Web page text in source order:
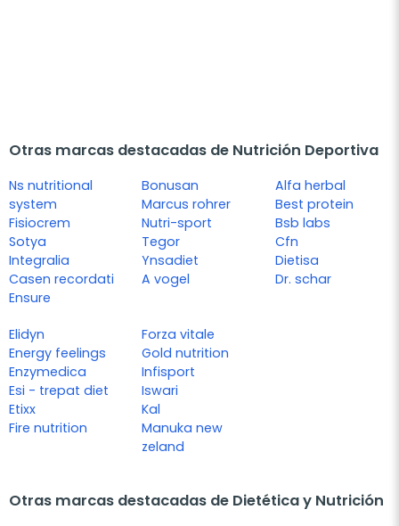
Otras marcas destacadas de Nutrición Deportiva
Ns nutritional
system
Fisiocrem
Sotya
Integralia
Casen recordati
Ensure
Bonusan
Marcus rohrer
Nutri-sport
Tegor
Ynsadiet
A vogel
Alfa herbal
Best protein
Bsb labs
Cfn
Dietisa
Dr. schar
Elidyn
Energy feelings
Enzymedica
Esi - trepat diet
Etixx
Fire nutrition
Forza vitale
Gold nutrition
Infisport
Iswari
Kal
Manuka new
zeland
Otras marcas destacadas de Dietética y Nutrición